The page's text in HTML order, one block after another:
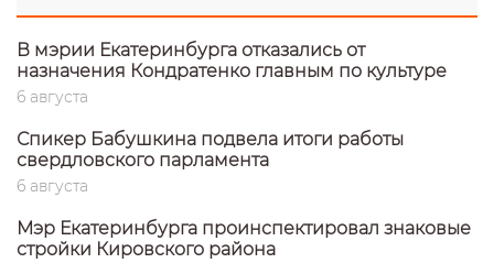
В мэрии Екатеринбурга отказались от
назначения Кондратенко главным по культуре
6 августа
Спикер Бабушкина подвела итоги работы
свердловского парламента
6 августа
Мэр Екатеринбурга проинспектировал знаковые
стройки Кировского района